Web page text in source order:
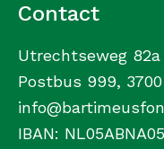
Contact
Utrechtseweg 82a
Postbus 999,
IBAN: